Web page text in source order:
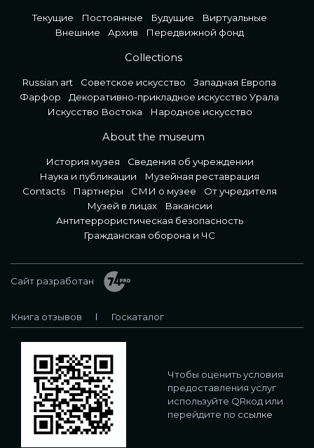
Текущие Постоянные Будущие
Виртуальные
Внешние
Архив Передвижной фонд
Collections
Russian art Советское искусство
Западная Европа
Фарфор
Декоративно-прикладное искусство Урала
Искусство Востока
Народное искусство
About the museum
История музея
Сведения об учреждении
Наука и публикации
Музейная реставрация
Contacts
Партнеры СМИ о музее
От учредителя
Музей в лицах
Вакансии
Антитеррористическая безопасность
Гражданская оборона и ЧС
Сайт разработан
Книга отзывов Госкаталог
Чтобы оценить условия
предоставления услуг
используйте QRкод или
перейдите по ссылке